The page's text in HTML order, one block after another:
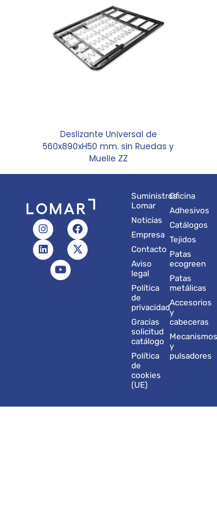
Deslizante Universal de
560x890xH50 mm. sin Ruedas y
Muelle ZZ
I
n
s
t
F
a
c
e
L
i
n
k
X
-
t
w
u
b
Suministros
Lomar
Noticias
Empresa
Contacto
Aviso
legal
Política
de
privacidad
Gracias
solicitud
catálogo
Política
de
cookies
(UE)
Oficina
Adhesivos
Catálogos
Tejidos
Patas
ecogreen
Patas
metálicas
Accesorios
y
cabeceras
y
pulsadores